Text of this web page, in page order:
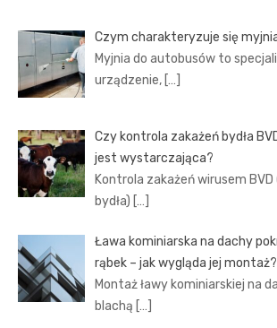
Czym charakteryzuje się
Myjnia do autobusów to
urządzenie, […]
Czy kontrola zakażeń bydła
jest wystarczająca?
Kontrola zakażeń wirusem
bydła) […]
Ława kominiarska na dachy
rąbek – jak wygląda jej montaż?
Montaż ławy kominiarskiej na
blachą […]